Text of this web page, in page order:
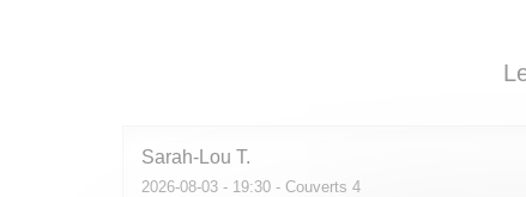
Sarah-Lou T
2026-08-03 - 19:30 - Couverts 4